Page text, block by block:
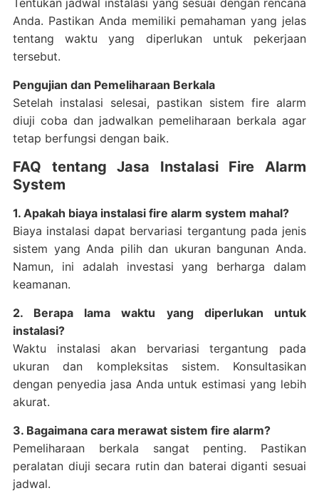
Tentukan jadwal instalasi yang sesuai dengan rencana
Anda. Pastikan Anda memiliki pemahaman yang jelas
tentang waktu yang diperlukan untuk pekerjaan
tersebut.
Pengujian dan Pemeliharaan Berkala
Setelah instalasi selesai, pastikan sistem fire alarm
diuji coba dan jadwalkan pemeliharaan berkala agar
tetap berfungsi dengan baik.
FAQ tentang Jasa Instalasi Fire Alarm
System
1. Apakah biaya instalasi fire alarm system mahal?
Biaya instalasi dapat bervariasi tergantung pada jenis
sistem yang Anda pilih dan ukuran bangunan Anda.
Namun, ini adalah investasi yang berharga dalam
keamanan.
2. Berapa lama waktu yang diperlukan untuk
instalasi?
Waktu instalasi akan bervariasi tergantung pada
ukuran dan kompleksitas sistem. Konsultasikan
dengan penyedia jasa Anda untuk estimasi yang lebih
akurat.
3. Bagaimana cara merawat sistem fire alarm?
Pemeliharaan berkala sangat penting. Pastikan
peralatan diuji secara rutin dan baterai diganti sesuai
jadwal.